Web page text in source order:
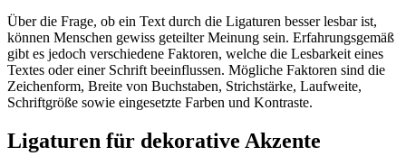
Über die Frage, ob ein Text durch die Ligaturen besser lesbar ist,
können Menschen gewiss geteilter Meinung sein. Erfahrungsgemäß
gibt es jedoch verschiedene Faktoren, welche die Lesbarkeit eines
Textes oder einer Schrift beeinflussen. Mögliche Faktoren sind die
Zeichenform, Breite von Buchstaben, Strichstärke, Laufweite,
Schriftgröße sowie eingesetzte Farben und Kontraste.
Ligaturen für dekorative Akzente